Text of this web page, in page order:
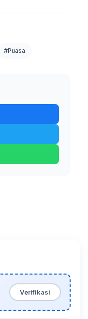
#Puasa
Verifikasi